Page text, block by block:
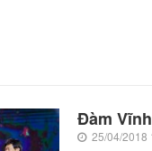
Đàm
25/04/2018